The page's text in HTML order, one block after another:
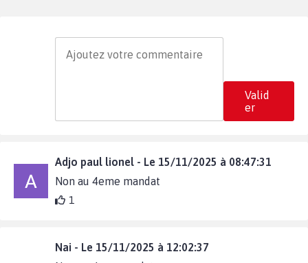
Valid
er
Adjo paul lionel - Le 15/11/2025 à 08:47:31
Non au 4eme mandat
1
Nai - Le 15/11/2025 à 12:02:37